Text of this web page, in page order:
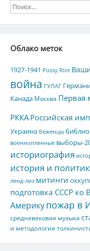
Облако меток
1927-1941 Pussy Riot
война ГУЛАГ
Канада Москва Первая
РККА Российская
Украина беженцы
военнопленные выборы-
историография
история и
ленд-лиз митинги
подготовка СССР
Америкупожар в
средневековая музыка
и методология